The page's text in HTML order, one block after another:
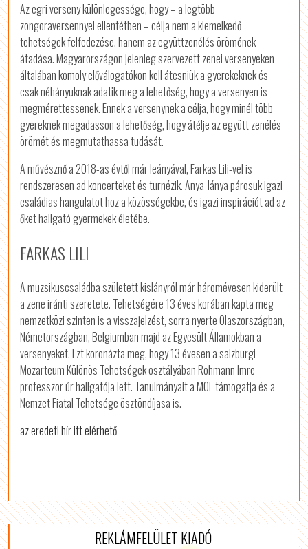
Az egri verseny különlegessége, hogy – a legtöbb
zongoraversennyel ellentétben – célja nem a kiemelkedő
tehetségek felfedezése, hanem az együttzenélés örömének
átadása. Magyarországon jelenleg szervezett zenei versenyeken
általában komoly előválogatókon kell átesniük a gyerekeknek és
csak néhányuknak adatik meg a lehetőség, hogy a versenyen is
megmérettessenek. Ennek a versenynek a célja, hogy minél több
gyereknek megadasson a lehetőség, hogy átélje az együtt zenélés
örömét és megmutathassa tudását.
A művésznő a 2018-as évtől már leányával, Farkas Lili-vel is
rendszeresen ad koncerteket és turnézik. Anya-lánya párosuk igazi
családias hangulatot hoz a közösségekbe, és igazi inspirációt ad az
őket hallgató gyermekek életébe.
FARKAS LILI
A muzsikuscsaládba született kislányról már háromévesen kiderült
a zene iránti szeretete. Tehetségére 13 éves korában kapta meg
nemzetközi szinten is a visszajelzést, sorra nyerte Olaszországban,
Németországban, Belgiumban majd az Egyesült Államokban a
versenyeket. Ezt koronázta meg, hogy 13 évesen a salzburgi
Mozarteum Különös Tehetségek osztályában Rohmann Imre
professzor úr hallgatója lett. Tanulmányait a MOL támogatja és a
Nemzet Fiatal Tehetsége ösztöndíjasa is.
az eredeti hír itt elérhető
REKLÁMFELÜLET KIADÓ